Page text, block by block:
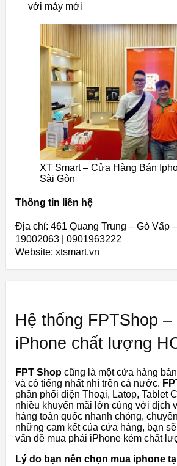
với máy mới
XT Smart – Cửa Hàng Bán
Sài Gòn
Thông tin liên hệ
Địa chỉ: 461 Quang Trung – Gò Vấp
19002063 | 0901963222
Website: xtsmart.vn
Hệ thống FPTShop
iPhone chất lượng
FPT Shop cũng là một cửa hàng
và có tiếng nhất nhì trên cả nước.
phân phối điện Thoại, Latop, Tablet
nhiều khuyến mãi lớn cùng với dịch
hàng toàn quốc nhanh chóng,
những cam kết của cửa hàng, bạn
vấn đề mua phải iPhone kém chất
Lý do bạn nên chọn mua iphone